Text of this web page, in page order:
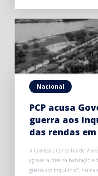
Nacional
PCP acusa
guerra aos
das rendas
A Comissão Concelhia de
agravar a crise da habitação e
guerra aos inquilinos”, numa